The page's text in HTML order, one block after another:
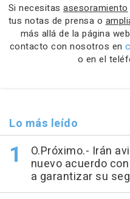
Si necesitas asesoramiento
tus notas de prensa o
más allá de la página
contacto con nosotros en
o en el
Lo más leído
O.Próximo.- Irán
nuevo acuerdo
a garantizar su